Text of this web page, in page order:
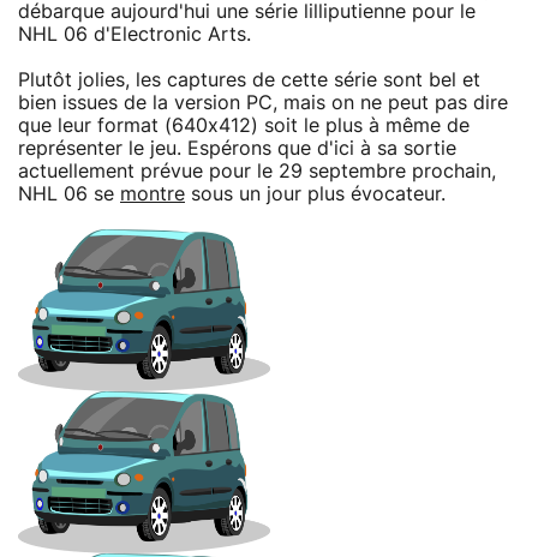
débarque aujourd'hui une série lilliputienne pour le
NHL 06 d'Electronic Arts.
Plutôt jolies, les captures de cette série sont bel et
bien issues de la version PC, mais on ne peut pas dire
que leur format (640x412) soit le plus à même de
représenter le jeu. Espérons que d'ici à sa sortie
actuellement prévue pour le 29 septembre prochain,
NHL 06 se montre sous un jour plus évocateur.